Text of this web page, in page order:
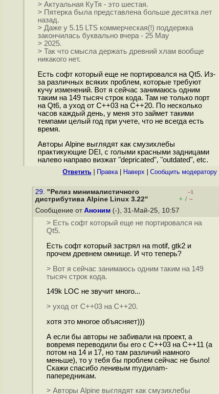
> Актуальная КуТя - это шестая.
> Пятерка была представлена больше десятка лет
назад.
> Даже у 5.15 LTS коммерческая(!) поддержка
закончилась буквально вчера - 25 May
> 2025.
> Так что смысла держать древний хлам вообще
никакого нет.
Есть софт который еще не портировался на Qt5. Из-
за различных всяких проблем, которые требуют
кучу изменений. Вот я сейчас занимаюсь одним
таким на 149 тысяч строк кода. Там не только порт
на Qt6, а уход от C++03 на C++20. По несколько
часов каждый день, у меня это займет такими
темпами целый год при учете, что не всегда есть
время.
Авторы Alpine выглядят как смузихлебы
практикующие DEI, с голыми красными задницами
налево направо визжат "depricated", "outdated", etc.
Ответить Правка| Наверх Cообщить модератору
29. "Релиз минималистичного
дистрибутива Alpine Linux 3.22"
–1
+ / –
Сообщение от Аноним (-), 31-Май-25, 10:57
> Есть софт который еще не портировался на
Qt5.
Есть софт который застрял на motif, gtk2 и
прочем древнем омнище. И что теперь?
> Вот я сейчас занимаюсь одним таким на 149
тысяч строк кода.
149k LOC не звучит много...
> уход от C++03 на C++20.
хотя это многое объясняет)))
А если бы авторы не забивали на проект, а
вовремя переводили бы его с C++03 на C++11 (а
потом на 14 и 17, но там различий намного
меньше), то у тебя бы проблем сейчас не было!
Скажи спасибо ленивым myдилаm-
папередникам.
> Авторы Alpine выглядят как смузихлебы